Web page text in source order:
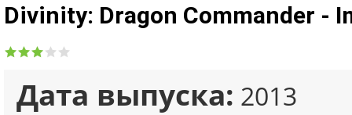
Divinity: Dragon Commander -
Дата выпуска: 2013